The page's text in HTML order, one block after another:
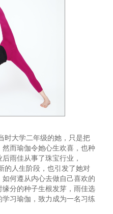
时大学二年级的她，只是把
而瑜伽令她心生欢喜，也种
雨佳从事了珠宝行业，
的人生阶段，也引发了她对
何遵从内心去做自己喜欢的
分的种子生根发芽，雨佳选
习瑜伽，致力成为一名习练